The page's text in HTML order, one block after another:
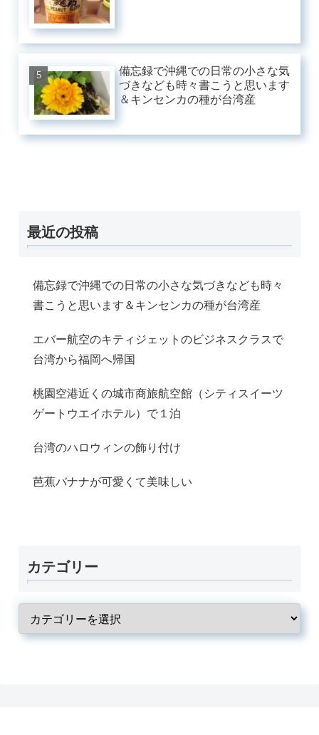
備忘録で沖縄での日常の小さな気
づきなども時々書こうと思います
＆キンセンカの種が台湾産
最近の投稿
備忘録で沖縄での日常の小さな気づきなども時々
書こうと思います＆キンセンカの種が台湾産
エバー航空のキティジェットのビジネスクラスで
台湾から福岡へ帰国
桃園空港近くの城市商旅航空館（シティスイーツ
ゲートウエイホテル）で１泊
台湾のハロウィンの飾り付け
芭蕉バナナが可愛くて美味しい
カテゴリー